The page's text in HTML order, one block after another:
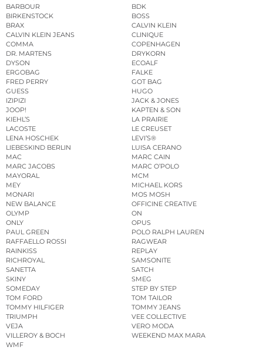
BARBOUR
BDK
BIRKENSTOCK
BOSS
BRAX
CALVIN KLEIN
CALVIN KLEIN JEANS
CLINIQUE
COMMA
COPENHAGEN
DR. MARTENS
DRYKORN
DYSON
ECOALF
ERGOBAG
FALKE
FRED PERRY
GOT BAG
GUESS
HUGO
IZIPIZI
JACK & JONES
JOOP!
KAPTEN & SON
KIEHL’S
LA PRAIRIE
LACOSTE
LE CREUSET
LENA HOSCHEK
LEVI’S®
LIEBESKIND BERLIN
LUISA CERANO
MAC
MARC CAIN
MARC JACOBS
MARC O’POLO
MAYORAL
MCM
MEY
MICHAEL KORS
MONARI
MOS MOSH
NEW BALANCE
OFFICINE CREATIVE
OLYMP
ON
ONLY
OPUS
PAUL GREEN
POLO RALPH LAUREN
RAFFAELLO ROSSI
RAGWEAR
RAINKISS
REPLAY
RICHROYAL
SAMSONITE
SANETTA
SATCH
SKINY
SMEG
SOMEDAY
STEP BY STEP
TOM FORD
TOM TAILOR
TOMMY HILFIGER
TOMMY JEANS
TRIUMPH
VEE COLLECTIVE
VEJA
VERO MODA
VILLEROY & BOCH
WEEKEND MAX MARA
WMF